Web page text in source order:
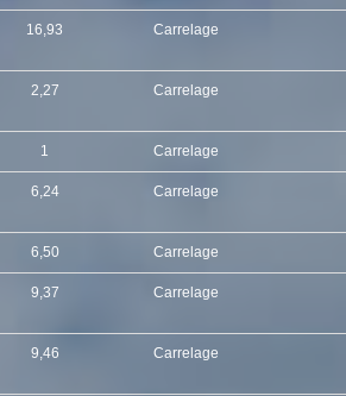
16,93 Carrelage
2,27 Carrelage
1 Carrelage
6,24 Carrelage
6,50 Carrelage
9,37 Carrelage
9,46 Carrelage